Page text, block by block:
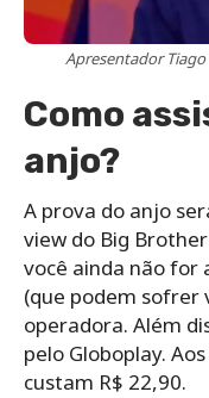
Apresentador
Como
anjo?
A prova do anjo
view do Big
você ainda não for
(que podem sofrer
operadora. Além
pelo Globoplay.
custam R$ 22,90.